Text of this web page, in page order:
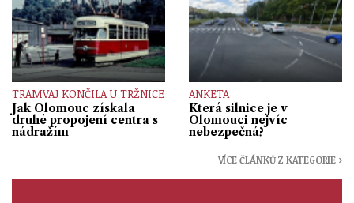
TRAMVAJ KONČILA U TRŽNICE
Jak Olomouc získala
druhé propojení centra s
nádražím
ANKETA
Která silnice je v
Olomouci nejvíc
nebezpečná?
VÍCE ČLÁNKŮ Z KATEGORIE ›